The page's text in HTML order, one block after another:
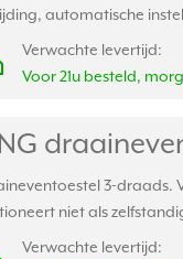
automatische
Verwachte levertijd:
Voor 21u besteld,
3-draads.
niet als
Verwachte levertijd: